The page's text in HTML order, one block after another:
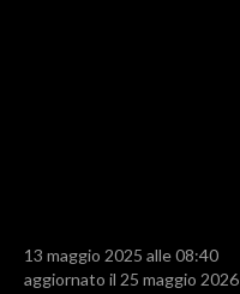
RISULTATI E CLASSIFICHE
13 maggio 2025 alle 08:40
aggiornato il 25 maggio